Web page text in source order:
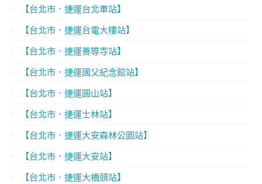
【台北市．捷運台北車站】
【台北市．捷運台電大樓站】
【台北市．捷運善導寺站】
【台北市．捷運國父紀念館站】
【台北市．捷運圓山站】
【台北市．捷運士林站】
【台北市．捷運大安森林公園站】
【台北市．捷運大安站】
【台北市．捷運大橋頭站】